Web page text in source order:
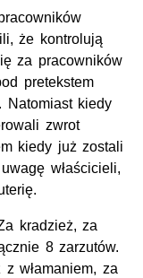
że kontrolują
za pracowników
pretekstem
Natomiast kiedy
zwrot
kiedy już zostali
właścicieli,
kradzież, za
8 zarzutów.
włamaniem, za